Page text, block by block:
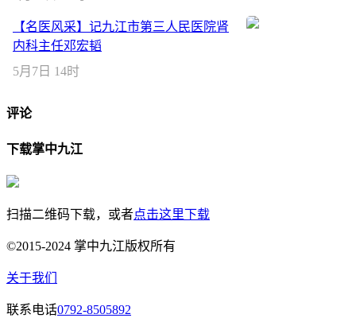
【名医风采】记九江市第三人民医院肾
内科主任邓宏韬
5月7日 14时
评论
下载掌中九江
扫描二维码下载，或者点击这里下载
©2015-2024 掌中九江版权所有
关于我们
联系电话0792-8505892